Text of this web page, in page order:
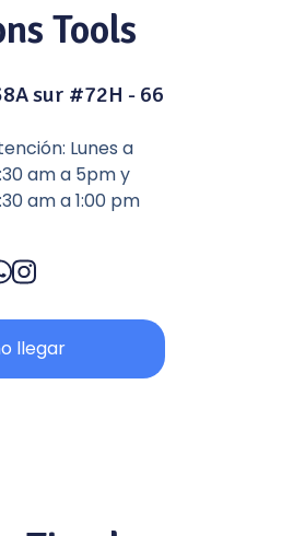
Tools
sur #72H - 66
Lunes a
am a 5pm y
am a 1:00 pm
llegar